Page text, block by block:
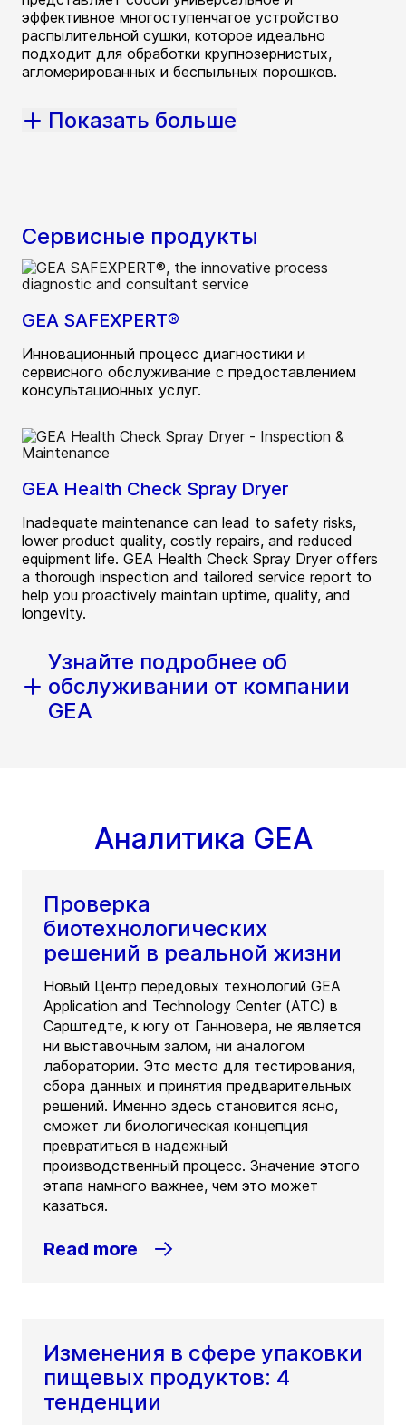
эффективное многоступенчатое устройство
распылительной сушки, которое идеально
подходит для обработки крупнозернистых,
агломерированных и беспыльных порошков.
Показать больше
Сервисные продукты
GEA SAFEXPERT®
Инновационный процесс диагностики и
сервисного обслуживание с предоставлением
консультационных услуг.
GEA Health Check Spray Dryer
Inadequate maintenance can lead to safety risks,
lower product quality, costly repairs, and reduced
equipment life. GEA Health Check Spray Dryer offers
a thorough inspection and tailored service report to
help you proactively maintain uptime, quality, and
longevity.
Узнайте подробнее об
обслуживании от компании
GEA
Аналитика GEA
Проверка
биотехнологических
решений в реальной жизни
Новый Центр передовых технологий GEA
Application and Technology Center (ATC) в
Сарштедте, к югу от Ганновера, не является
ни выставочным залом, ни аналогом
лаборатории. Это место для тестирования,
сбора данных и принятия предварительных
решений. Именно здесь становится ясно,
сможет ли биологическая концепция
превратиться в надежный
производственный процесс. Значение этого
этапа намного важнее, чем это может
казаться.
Read more
Изменения в сфере упаковки
пищевых продуктов: 4
тенденции